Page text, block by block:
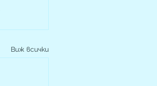
Виж всички